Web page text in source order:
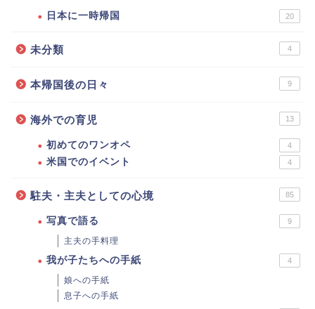
日本に一時帰国 20
未分類 4
本帰国後の日々 9
海外での育児 13
初めてのワンオペ 4
米国でのイベント 4
駐夫・主夫としての心境 85
写真で語る 9
主夫の手料理
我が子たちへの手紙 4
娘への手紙
息子への手紙